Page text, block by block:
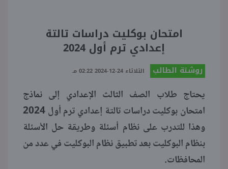
فنجان قهوة
ملفات
منوعات
امتحان بوكليت دراسات تالتة
إعدادي ترم أول 2024
روشتة الطالب الثلاثاء 24-12-2024 02:22 مـ
يحتاج طلاب الصف الثالث الإعدادي إلى نماذج
امتحان بوكليت دراسات تالتة إعدادي ترم أول 2024
وهذا للتدرب على نظام أسئلة وطريقة حل الأسئلة
بنظام البوكليت بعد تطبيق نظام البوكليت في عدد من
المحافظات.